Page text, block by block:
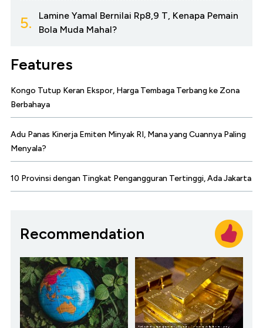
5.
Lamine Yamal Bernilai Rp8,9 T, Kenapa Pemain
Bola Muda Mahal?
Features
Kongo Tutup Keran Ekspor, Harga Tembaga Terbang ke Zona
Berbahaya
Adu Panas Kinerja Emiten Minyak RI, Mana yang Cuannya Paling
Menyala?
10 Provinsi dengan Tingkat Pengangguran Tertinggi, Ada Jakarta
Recommendation